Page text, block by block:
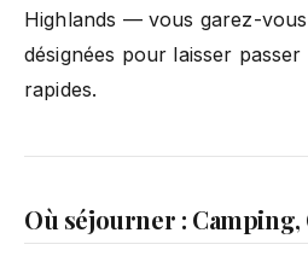
Highlands — vous garez-
désignées pour laisser
rapides.
Où séjourner :